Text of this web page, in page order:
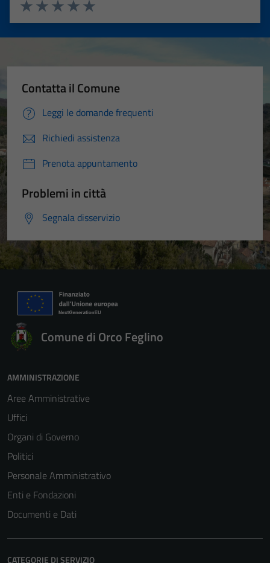
Valuta 5 stelle su 5
Valuta 4 stelle su 5
Valuta 3 stelle su 5
Valuta 2 stelle su 5
Valuta 1 stelle su 5
Contatta il Comune
Leggi le domande frequenti
Richiedi assistenza
Prenota appuntamento
Problemi in città
Segnala disservizio
Comune di Orco Feglino
AMMINISTRAZIONE
Aree Amministrative
Uffici
Organi di Governo
Politici
Personale Amministrativo
Enti e Fondazioni
Documenti e Dati
CATEGORIE DI SERVIZIO